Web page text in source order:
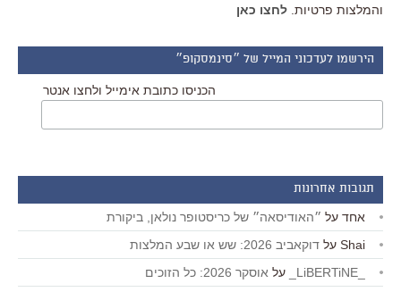
והמלצות פרטיות. לחצו כאן
הירשמו לעדכוני המייל של ״סינמסקופ״
הכניסו כתובת אימייל ולחצו אנטר
תגובות אחרונות
אחד על ״האודיסאה״ של כריסטופר נולאן, ביקורת
Shai על דוקאביב 2026: שש או שבע המלצות
על אוסקר 2026: כל הזוכים